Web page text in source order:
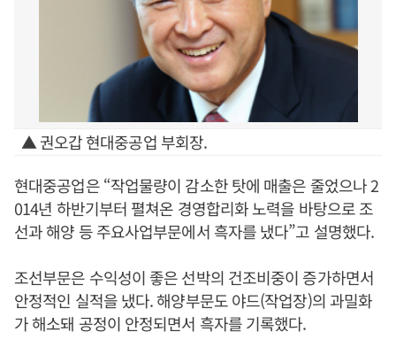
▲ 권오갑 현대중공업 부회장.
현대중공업은 “작업물량이 감소한 탓에 매출은 줄었으나 2
014년 하반기부터 펼쳐온 경영합리화 노력을 바탕으로 조
선과 해양 등 주요사업부문에서 흑자를 냈다”고 설명했다.
조선부문은 수익성이 좋은 선박의 건조비중이 증가하면서
안정적인 실적을 냈다. 해양부문도 야드(작업장)의 과밀화
가 해소돼 공정이 안정되면서 흑자를 기록했다.